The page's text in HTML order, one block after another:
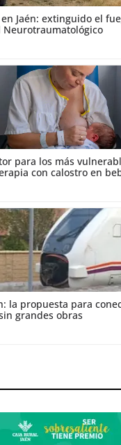
Jaén: extinguido el
Neurotraumatológico
para los más
con calostro en
la propuesta para
grandes obras